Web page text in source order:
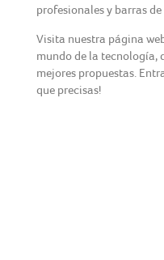
profesionales y barras de
Visita nuestra página
mundo de la tecnología,
mejores propuestas.
que precisas!